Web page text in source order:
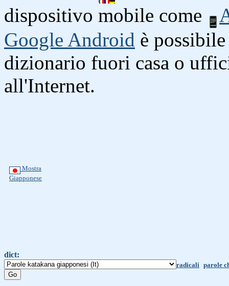
dispositivo mobile come
Google Android è
dizionario fuori casa o
all'Internet.
Mostra
Giapponese
dict:
radicali parole